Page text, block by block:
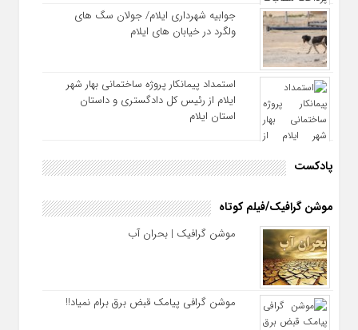
جوابیه شهرداری ایلام/ جولان سگ های
ولگرد در خیابان های ایلام
استمداد پیمانکار پروژه ساختمانی بهار شهر
ایلام از رئیس کل دادگستری و داستان
استان ایلام
پادکست
موشن گرافیک/فیلم کوتاه
موشن گرافیک | بحران آب
موشن گرافی پیامک قبض برق برام نمیاد!!